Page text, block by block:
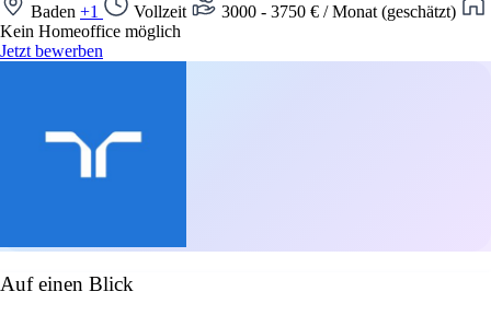
Baden +1 Vollzeit
3000 - 3750 € / Monat (geschätzt)
Kein Homeoffice möglich
Jetzt bewerben
Auf einen Blick